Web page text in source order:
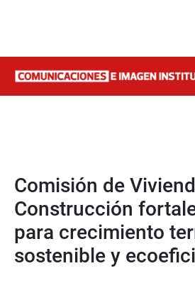
Comisión de
Construcción
para crecimiento
sostenible y